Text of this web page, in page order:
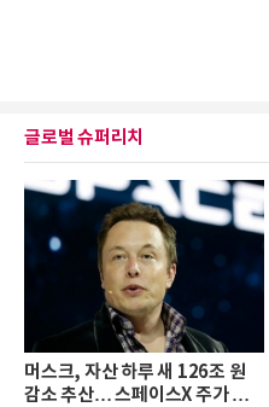
글로벌 슈퍼리치
머스크, 자산 하루 새 126조 원
감소 추산… 스페이스X 주가 하